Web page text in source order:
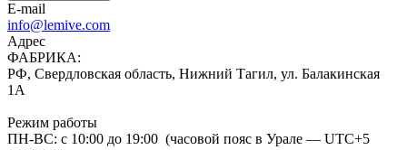
E-mail
info@lemive.com
Адрес
ФАБРИКА:
РФ, Свердловская область, Нижний Тагил, ул. Балакинская
1А
Режим работы
ПН-ВС: с 10:00 до 19:00 (часовой пояс в Урале — UTC+5